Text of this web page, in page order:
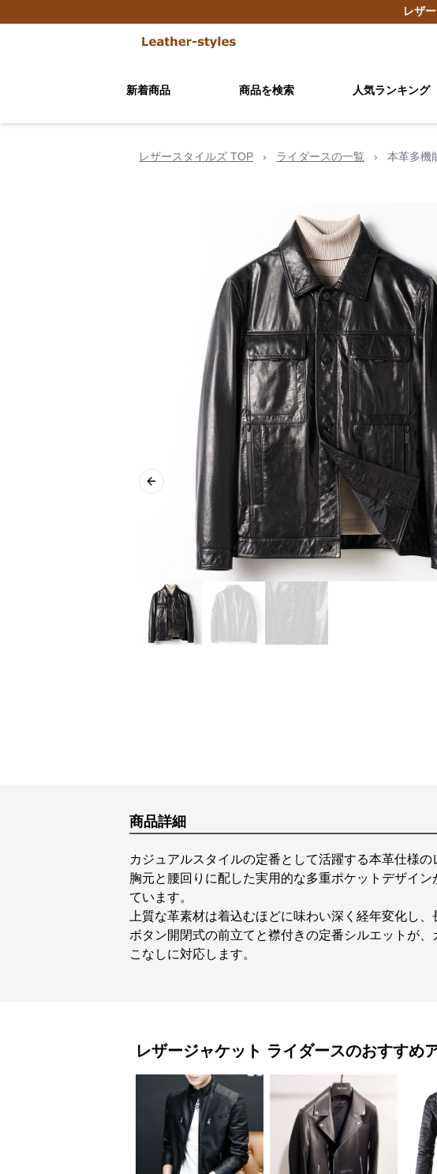
レザ
新着商品 商品を検索 人気ランキング
レザースタイルズ TOP › ライダースの一覧 › 本革多機
Previous slide
商品詳細
カジュアルスタイルの定番として活躍する本革仕様の
胸元と腰回りに配した実用的な多重ポケットデザイ
ています。
上質な革素材は着込むほどに味わい深く経年変化し、
ボタン開閉式の前立てと襟付きの定番シルエットが
こなしに対応します。
レザージャケット ライダースのおすすめ